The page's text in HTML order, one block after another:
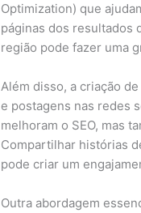
Optimization) que
páginas dos resultados
região pode fazer uma
Além disso, a criação
e postagens nas redes
melhoram o SEO, mas
Compartilhar histórias
pode criar um
Outra abordagem